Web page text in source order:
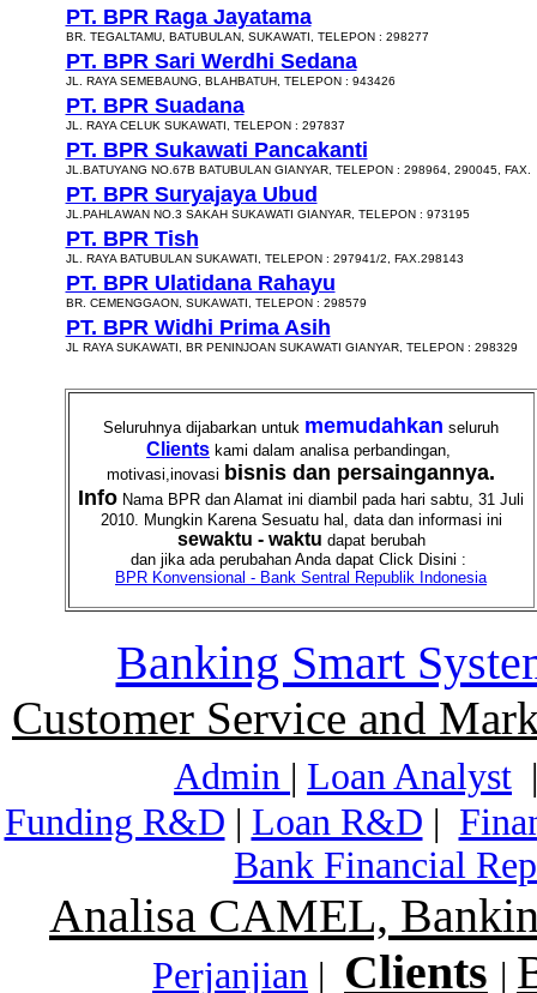
PT. BPR Raga Jayatama
BR. TEGALTAMU, BATUBULAN, SUKAWATI, TELEPON : 298277
PT. BPR Sari Werdhi Sedana
JL. RAYA SEMEBAUNG, BLAHBATUH, TELEPON : 943426
PT. BPR Suadana
JL. RAYA CELUK SUKAWATI, TELEPON : 297837
PT. BPR Sukawati Pancakanti
JL.BATUYANG NO.67B BATUBULAN GIANYAR, TELEPON : 298964, 290045, FAX.
PT. BPR Suryajaya Ubud
JL.PAHLAWAN NO.3 SAKAH SUKAWATI GIANYAR, TELEPON : 973195
PT. BPR Tish
JL. RAYA BATUBULAN SUKAWATI, TELEPON : 297941/2, FAX.298143
PT. BPR Ulatidana Rahayu
BR. CEMENGGAON, SUKAWATI, TELEPON : 298579
PT. BPR Widhi Prima Asih
JL RAYA SUKAWATI, BR PENINJOAN SUKAWATI GIANYAR, TELEPON : 298329
Seluruhnya dijabarkan untuk memudahkan seluruh
Clients kami dalam analisa perbandingan,
motivasi,inovasi bisnis dan persaingannya.
Info Nama BPR dan Alamat ini diambil pada hari sabtu, 31 Juli
2010. Mungkin Karena Sesuatu hal, data dan informasi ini
sewaktu - waktu dapat berubah
dan jika ada perubahan Anda dapat Click Disini :
BPR Konvensional - Bank Sentral Republik Indonesia
Banking Smart
Customer Service and
Admin | Loan Analyst
Funding R&D | Loan R&D |
Bank Financial
Analisa CAMEL,
Perjanjian | Clients |